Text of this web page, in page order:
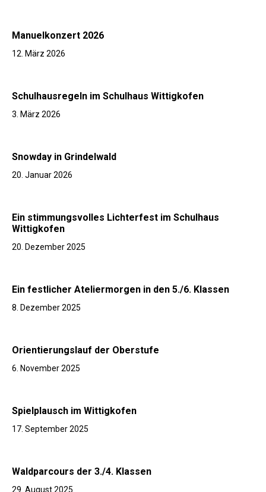
Manuelkonzert 2026
12. März 2026
Schulhausregeln im Schulhaus Wittigkofen
3. März 2026
Snowday in Grindelwald
20. Januar 2026
Ein stimmungsvolles Lichterfest im Schulhaus
Wittigkofen
20. Dezember 2025
Ein festlicher Ateliermorgen in den 5./6. Klassen
8. Dezember 2025
Orientierungslauf der Oberstufe
6. November 2025
Spielplausch im Wittigkofen
17. September 2025
Waldparcours der 3./4. Klassen
29. August 2025